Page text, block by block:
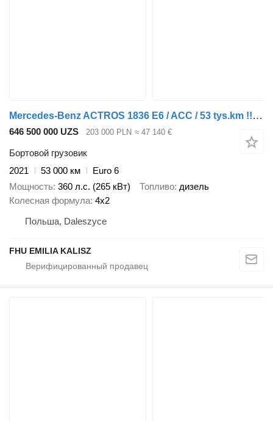
Mercedes-Benz ACTROS 1836 E6 / ACC / 53 tys.km !!! / JAK NOWY / PRZYSTAWKA ODB
646 500 000 UZS 203 000 PLN ≈ 47 140 €
Бортовой грузовик
2021
53 000 км
Euro 6
Мощность 360 л.с. (265 кВт) Топливо дизель
Колесная формула 4x2
Польша, Daleszyce
FHU EMILIA KALISZ